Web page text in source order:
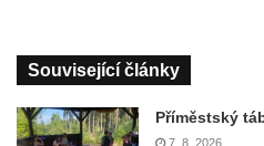
Související články
Příměstský
7. 8. 2026